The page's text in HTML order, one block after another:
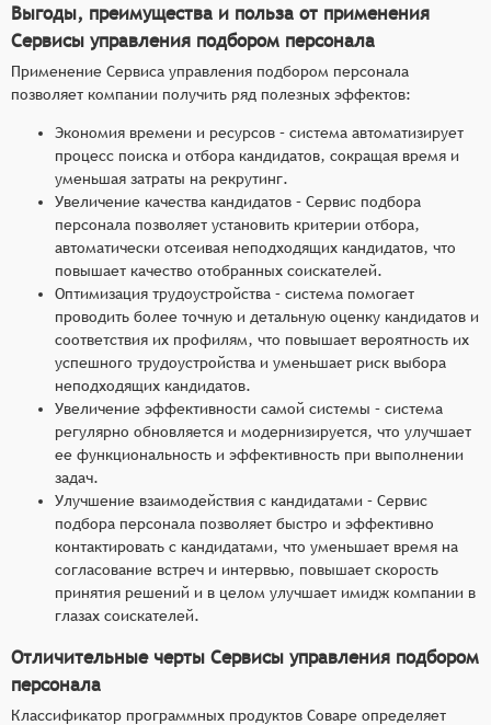
Выгоды, преимущества и польза от применения
Сервисы управления подбором персонала
Применение Сервиса управления подбором персонала
позволяет компании получить ряд полезных эффектов:
Экономия времени и ресурсов – система автоматизирует
процесс поиска и отбора кандидатов, сокращая время и
уменьшая затраты на рекрутинг.
Увеличение качества кандидатов – Сервис подбора
персонала позволяет установить критерии отбора,
автоматически отсеивая неподходящих кандидатов, что
повышает качество отобранных соискателей.
Оптимизация трудоустройства – система помогает
проводить более точную и детальную оценку кандидатов и
соответствия их профилям, что повышает вероятность их
успешного трудоустройства и уменьшает риск выбора
неподходящих кандидатов.
Увеличение эффективности самой системы – система
регулярно обновляется и модернизируется, что улучшает
ее функциональность и эффективность при выполнении
задач.
Улучшение взаимодействия с кандидатами – Сервис
подбора персонала позволяет быстро и эффективно
контактировать с кандидатами, что уменьшает время на
согласование встреч и интервью, повышает скорость
принятия решений и в целом улучшает имидж компании в
глазах соискателей.
Отличительные черты Сервисы управления подбором
персонала
Классификатор программных продуктов Соваре определяет